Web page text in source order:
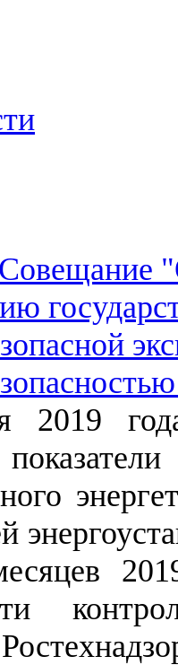
Совещание
2019